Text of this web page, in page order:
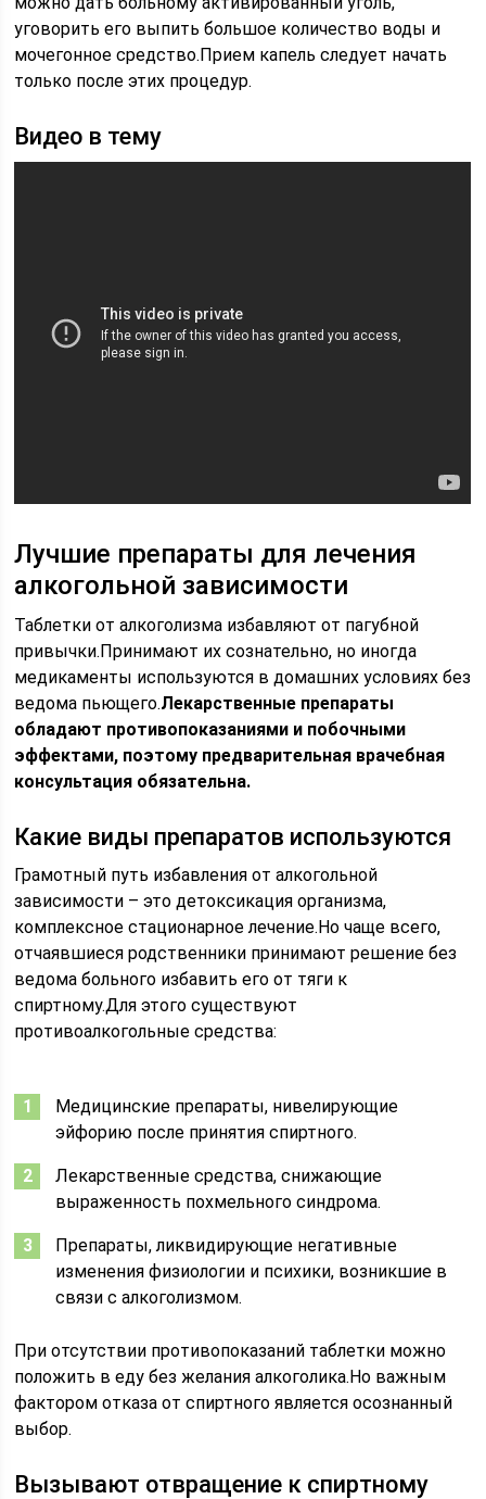
уговорить его выпить большое количество воды и
мочегонное средство.Прием капель следует начать
только после этих процедур.
Видео в тему
Лучшие препараты для лечения
алкогольной зависимости
Таблетки от алкоголизма избавляют от пагубной
привычки.Принимают их сознательно, но иногда
медикаменты используются в домашних условиях без
ведома пьющего.Лекарственные препараты
обладают противопоказаниями и побочными
эффектами, поэтому предварительная врачебная
консультация обязательна.
Какие виды препаратов используются
Грамотный путь избавления от алкогольной
зависимости – это детоксикация организма,
комплексное стационарное лечение.Но чаще всего,
отчаявшиеся родственники принимают решение без
ведома больного избавить его от тяги к
спиртному.Для этого существуют
противоалкогольные средства:
Медицинские препараты, нивелирующие
эйфорию после принятия спиртного.
Лекарственные средства, снижающие
выраженность похмельного синдрома.
Препараты, ликвидирующие негативные
изменения физиологии и психики, возникшие в
связи с алкоголизмом.
При отсутствии противопоказаний таблетки можно
положить в еду без желания алкоголика.Но важным
фактором отказа от спиртного является осознанный
выбор.
Вызывают отвращение к спиртному